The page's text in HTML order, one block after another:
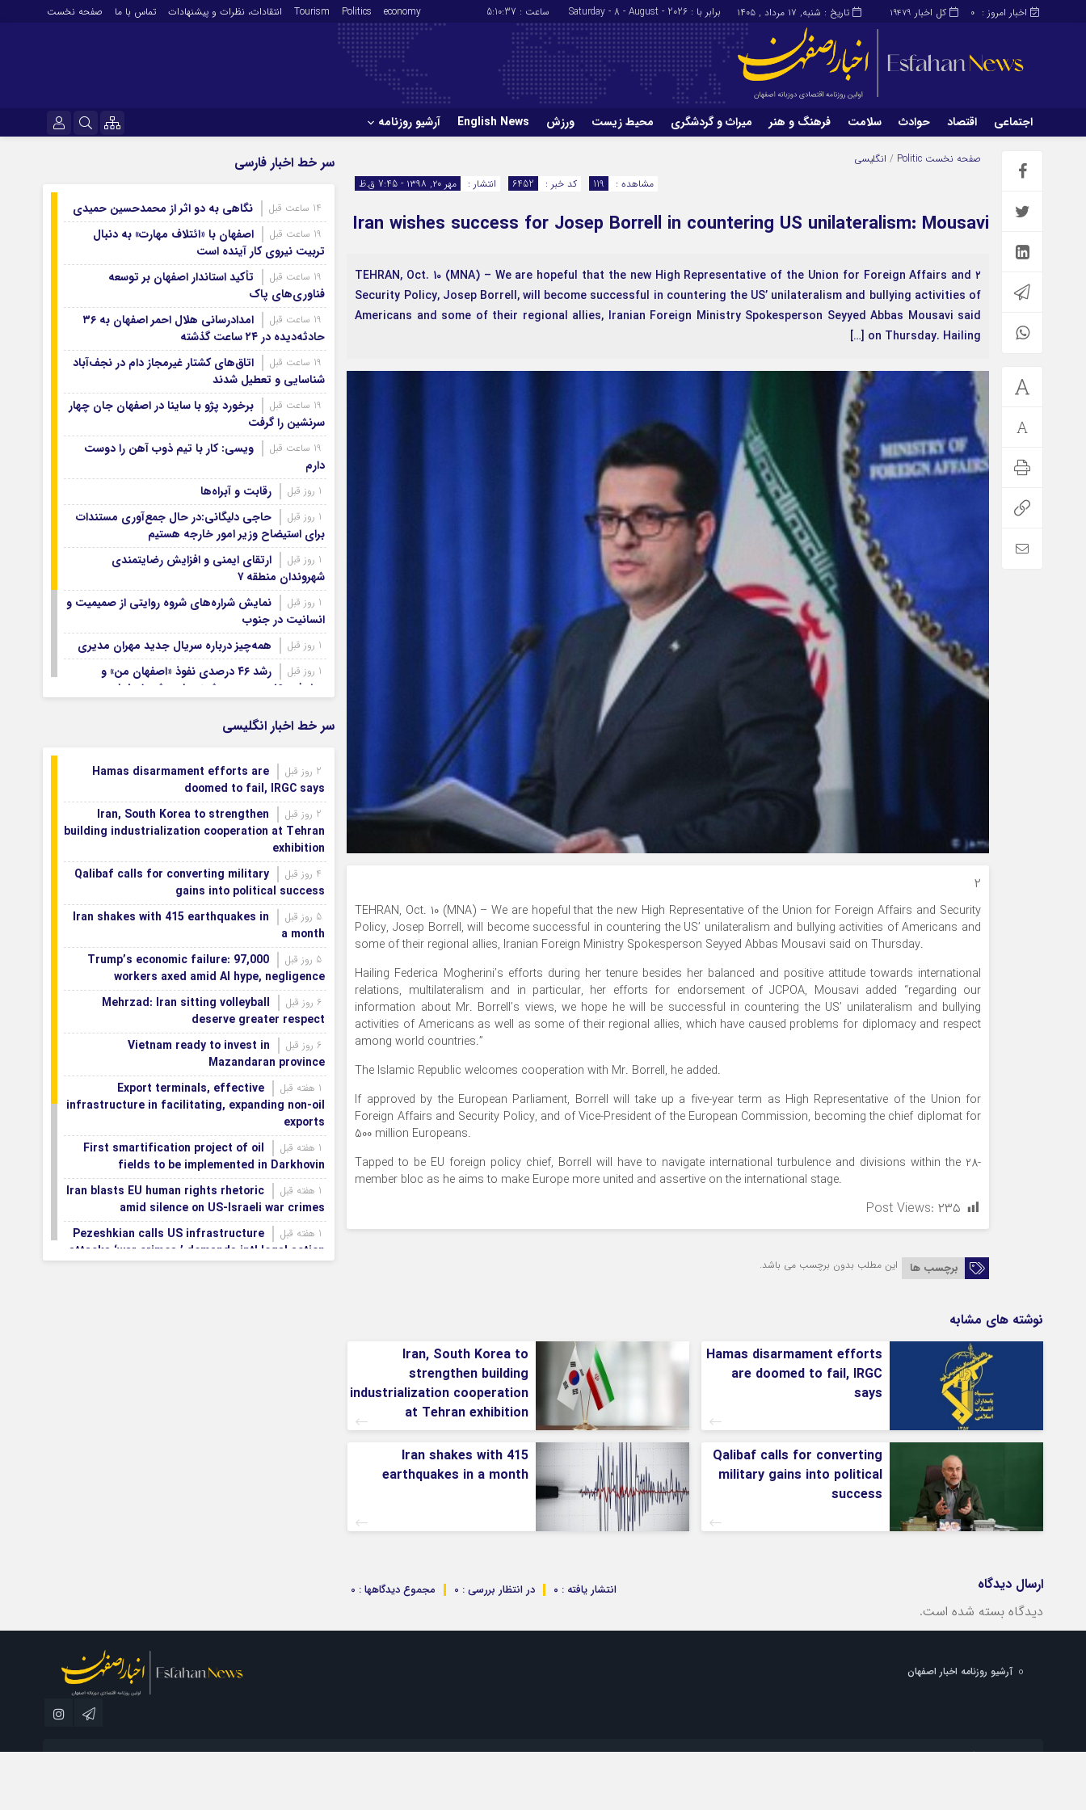
کل اخبار 19479 اخبار امروز : 0 تاریخ : شنبه, ۱۷ مرداد , ۱۴۰۵ برابر با : Saturday - 8 - August - 2026 ساعت : 5:10:38
economy
Politics
Tourism انتقادات‌، نظرات و پیشنهادات تماس با ما صفحه نخست
اجتماعی اقتصاد حوادث سلامت فرهنگ و هنر میراث و گردشگری محیط زیست ورزش English News آرشیو روزنامه
رمز عبور
مرا به خاطر بسپار
ورزش English News
آرشیو ۱۴۰۵
آرشیو ۱۴۰۴
آرشیو ۱۴۰۳
آرشیو ۱۴۰۱
آرشیو ۱۴۰۰
آرشیو ۱۳۹۹
آرشیو ۱۳۹۸
آرشیو ۱۳۹۷
صفحه نخست Politic
/ انگلیسی
انتشار :
مهر ۲۰, ۱۳۹۸ - 7:45 ق.ظ کد خبر : 6452 مشاهده : 119
Iran wishes success for Josep Borrell in countering US unilateralism: Mousavi
۲ TEHRAN, Oct. 10 (MNA) – We are hopeful that the new High Representative of the Union for Foreign Affairs and
Security Policy, Josep Borrell, will become successful in countering the US’ unilateralism and bullying activities of
Americans and some of their regional allies, Iranian Foreign Ministry Spokesperson Seyyed Abbas Mousavi said
on Thursday. Hailing […]
۲
TEHRAN, Oct. 10 (MNA) – We are hopeful that the new High Representative of the Union for Foreign Affairs and Security
Policy, Josep Borrell, will become successful in countering the US’ unilateralism and bullying activities of Americans and
some of their regional allies, Iranian Foreign Ministry Spokesperson Seyyed Abbas Mousavi said on Thursday.
Hailing Federica Mogherini’s efforts during her tenure besides her balanced and positive attitude towards international
relations, multilateralism and in particular, her efforts for endorsement of JCPOA, Mousavi added “regarding our
information about Mr. Borrell’s views, we hope he will be successful in countering the US’ unilateralism and bullying
activities of Americans as well as some of their regional allies, which have caused problems for diplomacy and respect
among world countries.”
The Islamic Republic welcomes cooperation with Mr. Borrell, he added.
If approved by the European Parliament, Borrell will take up a five-year term as High Representative of the Union for
Foreign Affairs and Security Policy, and of Vice-President of the European Commission, becoming the chief diplomat for
500 million Europeans.
Tapped to be EU foreign policy chief, Borrell will have to navigate international turbulence and divisions within the 28-
member bloc as he aims to make Europe more united and assertive on the international stage.
Post Views: ۲۳۵
برچسب ها این مطلب بدون برچسب می باشد.
نوشته های مشابه
Hamas disarmament efforts
are doomed to fail, IRGC
says
Iran, South Korea to
strengthen building
industrialization cooperation
at Tehran exhibition
Qalibaf calls for converting
military gains into political
success
Iran shakes with 415
earthquakes in a month
ارسال دیدگاه مجموع دیدگاهها : 0 در انتظار بررسی : 0 انتشار یافته : ۰
دیدگاه بسته شده است.
سر خط اخبار فارسی
نگاهی به دو اثر از محمدحسین حمیدی
اصفهان با «ائتلاف مهارت» به دنبال
تربیت نیروی کار آینده است
تأکید استاندار اصفهان بر توسعه
فناوری‌های پاک
امدادرسانی هلال احمر اصفهان به ۳۶
حادثه‌دیده در ۲۴ ساعت گذشته
اتاق‌های کشتار غیرمجاز دام در نجف‌آباد
شناسایی و تعطیل شدند
برخورد پژو با ساینا در اصفهان جان چهار
سرنشین را گرفت
ویسی: کار با تیم ذوب آهن را دوست
دارم
رقابت و آبراه‌ها
حاجی دلیگانی:در حال جمع‌آوری مستندات
برای استیضاح وزیر امور خارجه هستیم
ارتقای ایمنی و افزایش رضایتمندی
شهروندان منطقه ۷
نمایش شراره‌های شروه روایتی از صمیمیت و
انسانیت در جنوب
همه‌چیز درباره سریال جدید مهران مدیری
رشد ۴۶ درصدی نفوذ «اصفهان من» و
پیشرفت ۱۶ درصدی هوشمندسازی شهر اصفهان
اصفهان صاحب شرکت‌های ممیزی انرژی
می‌شود
حمایت از تشکل‌های اجتماعی
سر خط اخبار انگلیسی
Hamas disarmament efforts are
doomed to fail, IRGC says
Iran, South Korea to strengthen
building industrialization cooperation at Tehran
exhibition
Qalibaf calls for converting military
gains into political success
Iran shakes with 415 earthquakes in
a month
Trump’s economic failure: 97,000
workers axed amid AI hype, negligence
Mehrzad: Iran sitting volleyball
deserve greater respect
Vietnam ready to invest in
Mazandaran province
Export terminals, effective
infrastructure in facilitating, expanding non-oil
exports
First smartification project of oil
fields to be implemented in Darkhovin
Iran blasts EU human rights rhetoric
amid silence on US-Israeli war crimes
Pezeshkian calls US infrastructure
attacks ‘war crimes,’ demands intl legal action
آرشیو روزنامه اخبار اصفهان
شماره تماس دفتر تهران: